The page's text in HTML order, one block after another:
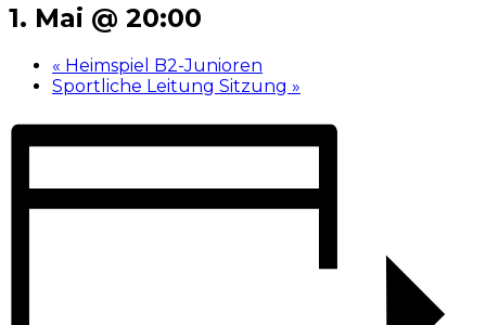
1. Mai @ 20:00
« Heimspiel B2-Junioren
Sportliche Leitung Sitzung »